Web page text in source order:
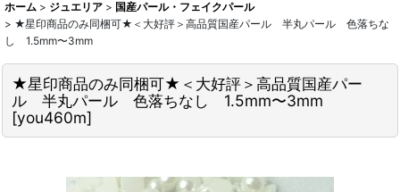
ホーム > ジュエリア > 国産パール・フェイクパール
> ★星印商品のみ同梱可★＜大好評＞高品質国産パール 半丸パール 色落ちな
し 1.5mm〜3mm
★星印商品のみ同梱可★＜大好評＞高品質国産パー
ル 半丸パール 色落ちなし 1.5mm〜3mm
[you460m]